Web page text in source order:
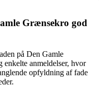
Grænsekro god
på Den Gamle
anmeldelser, hvor
opfyldning af fade